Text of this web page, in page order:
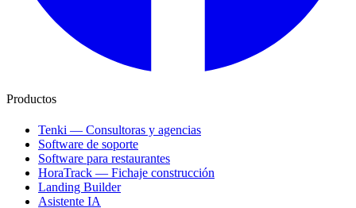
Productos
Tenki — Consultoras y agencias
Software de soporte
Software para restaurantes
HoraTrack — Fichaje construcción
Landing Builder
Asistente IA